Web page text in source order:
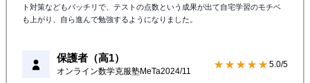
ト対策などもバッチリで、テストの点数という成果が出て自宅学習のモチベ
も上がり、自ら進んで勉強するようになりました。
保護者（高1）
オンライン数学克服塾MeTa2024/11
★★★★★ 5.0/5